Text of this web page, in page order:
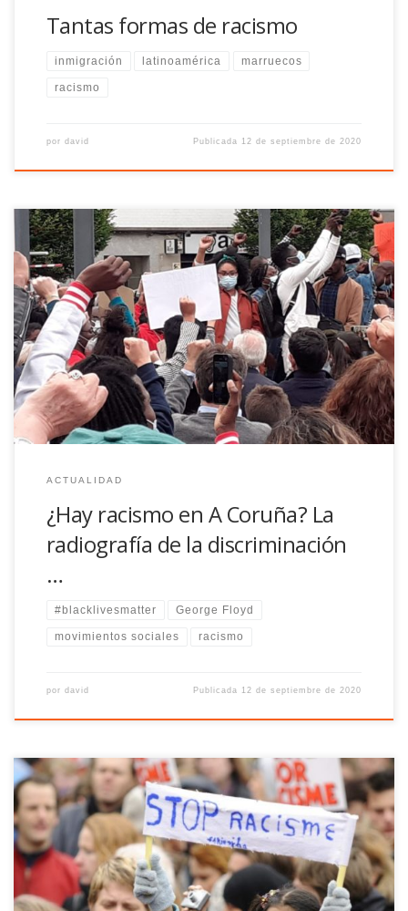
Tantas formas de racismo
inmigración latinoamérica marruecos
racismo
por david Publicada 12 de septiembre de 2020
La muerte de George Floyd en Estados Unidos ha puesto el
foco informativo estas últimas semanas en las protestas contra
el racismo que se extendieron desde Estados Unidos al resto de
países del mundo, entre ellos España. El movimiento Black Lives
Matter ha removido conciencias a nivel mundial y son […]
ACTUALIDAD
¿Hay racismo en A Coruña? La
radiografía de la discriminación
…
#blacklivesmatter George Floyd
movimientos sociales racismo
por david Publicada 12 de septiembre de 2020
Mientras en numerosos ­países la crisis sanitaria suscitaba sobre
todo importantes debates sociales, económicos y éticos, la
cuestión racial ha surgido de pronto en Estados Unidos y ha
provocado una onda de choque en todo el mundo. De resultas,